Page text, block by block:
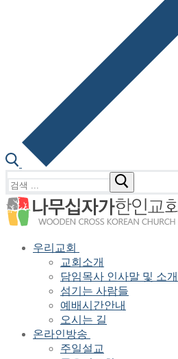
색
:
우리교회
교회소개
담임목사 인사말 및 소개
섬기는 사람들
예배시간안내
오시는 길
온라인방송
주일설교